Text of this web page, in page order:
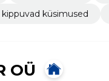
küsimused
OÜ